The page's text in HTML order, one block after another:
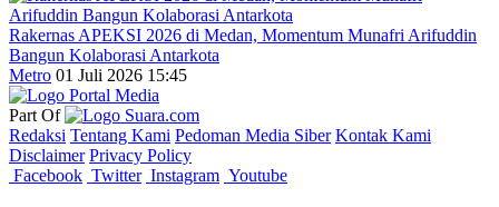
Rakernas APEKSI 2026 di Medan, Momentum Munafri Arifuddin
Bangun Kolaborasi Antarkota
Metro 01 Juli 2026 15:45
Part Of
Redaksi Tentang Kami Pedoman Media Siber Kontak Kami
Disclaimer Privacy Policy
Facebook Twitter Instagram Youtube